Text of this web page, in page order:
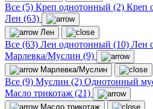
Все (5) Креп однотонный (2) Креп
Лен (63)
Лен
Все (63) Лен однотонный (10) Лен
Марлевка/Муслин (9)
Марлевка/Муслин
Все (9) Муслин (2) Однотонный
Масло трикотаж (21)
Масло трикотаж